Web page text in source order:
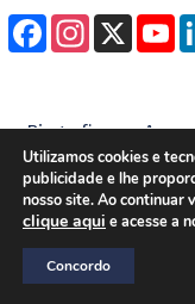
FacebookInstagram
X
Biografia
Contato
Política de
Utilizamos cookies e
publicidade e lhe
nosso site. Ao continuar
clique aqui e acesse a
Concordo